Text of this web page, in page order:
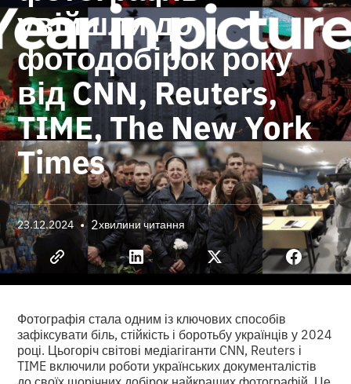
увійшли до
фотодобірок року
від CNN, Reuters,
TIME, The New York
Times
23.12.2024 • 2хвилини читання
Фотографія стала одним із ключових способів
зафіксувати біль, стійкість і боротьбу українців у 2024
році. Цьогоріч світові медіагіганти CNN, Reuters і
TIME включили роботи українських документалістів